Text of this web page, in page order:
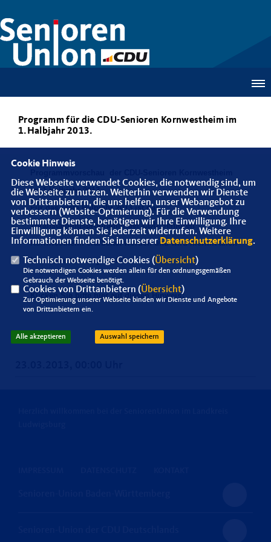
Programm für die CDU-Senioren Kornwestheim im
1.Halbjahr 2013.
im 1.Halbjahr 2013.
Für das erste Halbjahr 2013 ist das
Veranstaltungsprogramm derCDU-Senioren
Kornwestheimerarbeitet worden und wird hiermit allen
Interessierten vorgestellt!
Klicken Sie bitte hier auf diesen Hinweis !
Cookie Hinweis
Diese Webseite verwendet Cookies, die notwendig sind, um
die Webseite zu nutzen. Weiterhin verwenden wir Dienste
von Drittanbietern, die uns helfen, unser Webangebot zu
verbessern (Website-Optmierung). Für die Verwendung
bestimmter Dienste, benötigen wir Ihre Einwilligung. Ihre
Einwilligung können Sie jederzeit widerrufen. Weitere
Informationen finden Sie in unserer Datenschutzerklärung.
Technisch notwendige Cookies (Übersicht)
Die notwendigen Cookies werden allein für den ordnungsgemäßen
Gebrauch der Webseite benötigt.
Cookies von Drittanbietern (Übersicht)
Zur Optimierung unserer Webseite binden wir Dienste und Angebote
von Drittanbietern ein.
Alle akzeptieren Auswahl speichern